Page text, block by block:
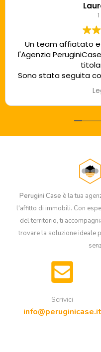
Un team affiatato
l'Agenzia
Sono stata seguita
sincera cordialità
Grazie
Perugini Case è la tua
l'affitto di immobili. Con
del territorio, ti
trovare la soluzione ideale
Scrivici
info@peruginicase.it